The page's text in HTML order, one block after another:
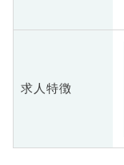
求人特徴